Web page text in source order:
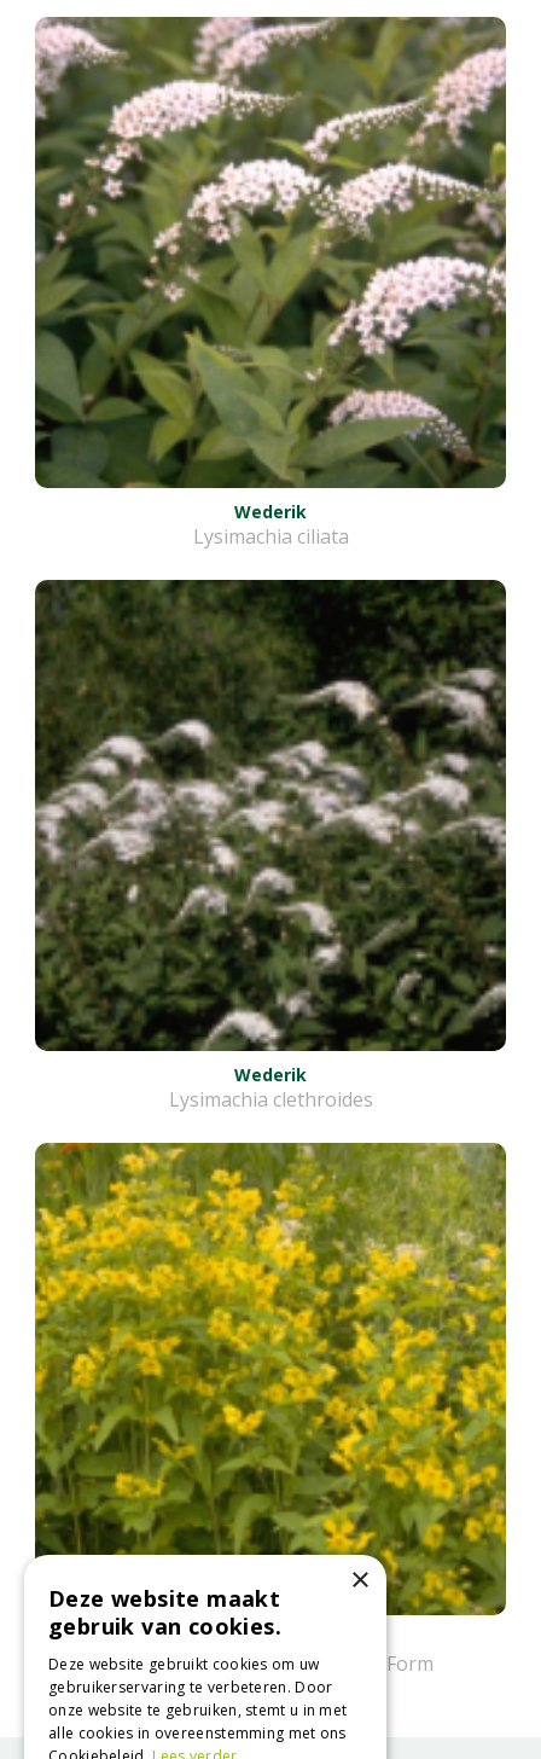
Wederik
Lysimachia ciliata
Wederik
Lysimachia clethroides
Wederik
Lysimachia ciliata Dark Leaved Form
×
Deze website maakt
gebruik van cookies.
Deze website gebruikt cookies om uw
gebruikerservaring te verbeteren. Door
onze website te gebruiken, stemt u in met
alle cookies in overeenstemming met ons